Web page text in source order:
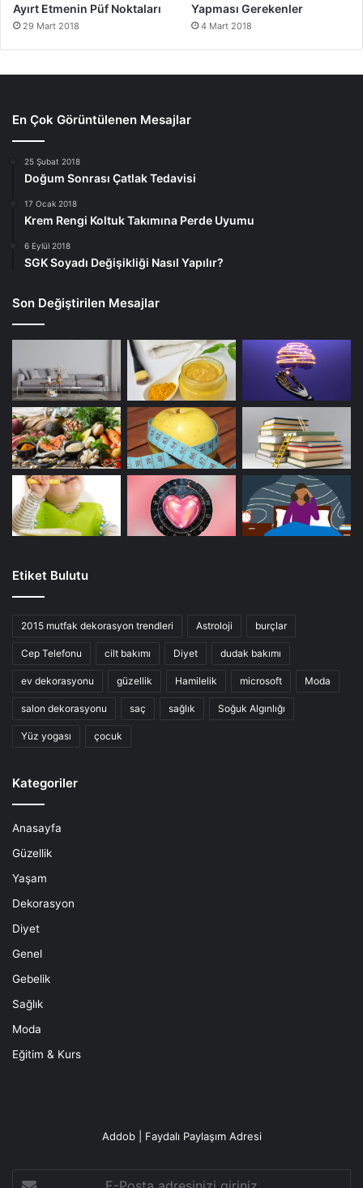
Ayırt Etmenin Püf Noktaları
29 Mart 2018
Yapması Gerekenler
4 Mart 2018
En Çok Görüntülenen Mesajlar
25 Şubat 2018
Doğum Sonrası Çatlak Tedavisi
17 Ocak 2018
Krem Rengi Koltuk Takımına Perde Uyumu
6 Eylül 2018
SGK Soyadı Değişikliği Nasıl Yapılır?
Son Değiştirilen Mesajlar
Etiket Bulutu
2015 mutfak dekorasyon trendleri Astroloji burçlar
Cep Telefonu cilt bakımı Diyet dudak bakımı
ev dekorasyonu güzellik Hamilelik microsoft Moda
salon dekorasyonu saç sağlık Soğuk Algınlığı
Yüz yogası çocuk
Kategoriler
Anasayfa
Güzellik
Yaşam
Dekorasyon
Diyet
Genel
Gebelik
Sağlık
Moda
Eğitim & Kurs
Addob | Faydalı Paylaşım Adresi